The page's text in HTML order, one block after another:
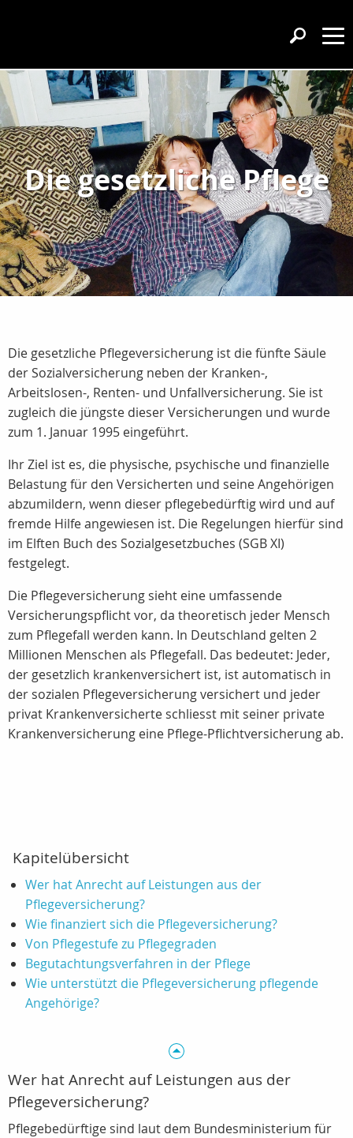
Die gesetzliche Pflege
Die gesetzliche Pflegeversicherung ist die fünfte Säule
der Sozialversicherung neben der Kranken-,
Arbeitslosen-, Renten- und Unfallversicherung. Sie ist
zugleich die jüngste dieser Versicherungen und wurde
zum 1. Januar 1995 eingeführt.
Ihr Ziel ist es, die physische, psychische und finanzielle
Belastung für den Versicherten und seine Angehörigen
abzumildern, wenn dieser pflegebedürftig wird und auf
fremde Hilfe angewiesen ist. Die Regelungen hierfür sind
im Elften Buch des Sozialgesetzbuches (SGB XI)
festgelegt.
Die Pflegeversicherung sieht eine umfassende
Versicherungspflicht vor, da theoretisch jeder Mensch
zum Pflegefall werden kann. In Deutschland gelten 2
Millionen Menschen als Pflegefall. Das bedeutet: Jeder,
der gesetzlich krankenversichert ist, ist automatisch in
der sozialen Pflegeversicherung versichert und jeder
privat Krankenversicherte schliesst mit seiner private
Krankenversicherung eine Pflege-Pflichtversicherung ab.
Kapitelübersicht
Wer hat Anrecht auf Leistungen aus der
Pflegeversicherung?
Wie finanziert sich die Pflegeversicherung?
Von Pflegestufe zu Pflegegraden
Begutachtungsverfahren in der Pflege
Wie unterstützt die Pflegeversicherung pflegende
Angehörige?
Wer hat Anrecht auf Leistungen aus der
Pflegeversicherung?
Pflegebedürftige sind laut dem Bundesministerium für